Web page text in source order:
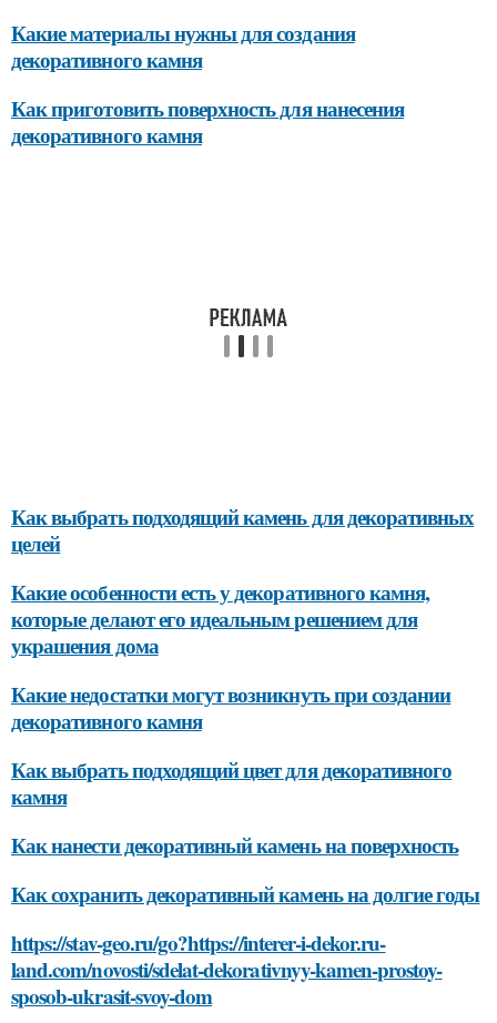
Какие материалы нужны для создания
декоративного камня
Как приготовить поверхность для нанесения
декоративного камня
Как выбрать подходящий камень для декоративных
целей
Какие особенности есть у декоративного камня,
которые делают его идеальным решением для
украшения дома
Какие недостатки могут возникнуть при создании
декоративного камня
Как выбрать подходящий цвет для декоративного
камня
Как нанести декоративный камень на поверхность
Как сохранить декоративный камень на долгие годы
https://stav-geo.ru/go?https://interer-i-dekor.ru-
land.com/novosti/sdelat-dekorativnyy-kamen-prostoy-
sposob-ukrasit-svoy-dom